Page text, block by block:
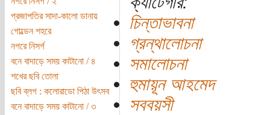
প্রজাপতির সাদা-কালো ডানায়
গোল্ডেন শহরে
নগরে নিসর্গ
বনে বাদাড়ে সময় কাটানো / ৪
শখের ছবি তোলা
ছবি ব্লগ : কলোরাডো পিঠা উৎসব
বনে বাদাড়ে সময় কাটানো / ৩
চিন্তাভাবনা
গ্রন্থালোচনা
সমালোচনা
হুমায়ূন আহমেদ
সববয়সী